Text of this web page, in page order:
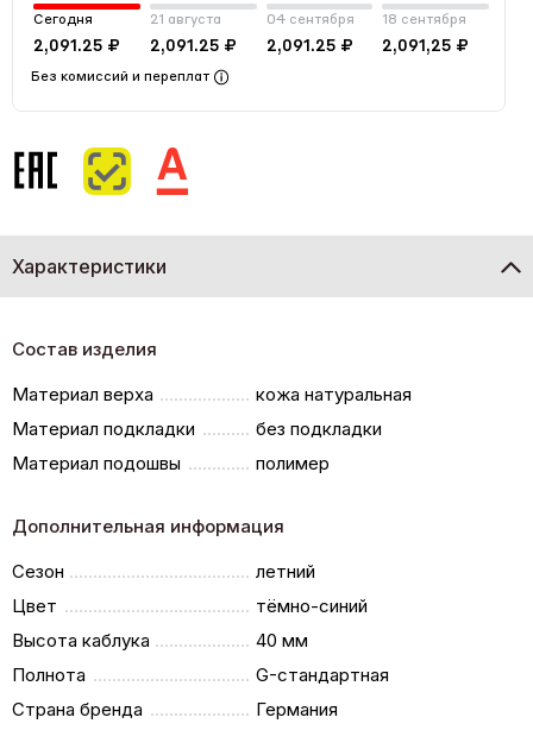
Сегодня
2,091.25 ₽
21 августа
2,091.25 ₽
04 сентября
2,091.25 ₽
18 сентября
2,091,25 ₽
Без комиссий и переплат
Характеристики
Состав изделия
Материал верха
кожа натуральная
Материал подкладки
без подкладки
Материал подошвы
полимер
Дополнительная информация
Сезон
летний
Цвет
тёмно-синий
Высота каблука
40 мм
Полнота
G-стандартная
Страна бренда
Германия